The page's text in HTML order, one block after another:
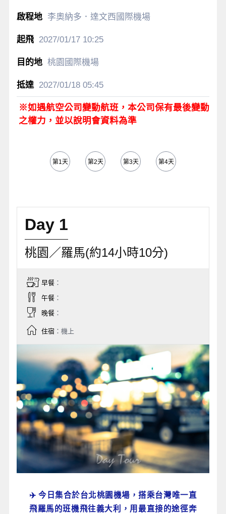
李奧納多．達文西國際機場
2027/01/1710:25
桃園國際機場
2027/01/1805:45
※如遇航空公司變動航班，本公司保有最後變動
之權力，並以說明會資料為準
第1天 第2天 第3天 第4天
Day 1
桃園／羅馬(約14小時10分)
早餐：
午餐：
晚餐：
住宿：機上
✈️ 今日集合於台北桃園機場，搭乘台灣唯一直
飛羅馬的班機飛往義大利，用最直接的途徑奔